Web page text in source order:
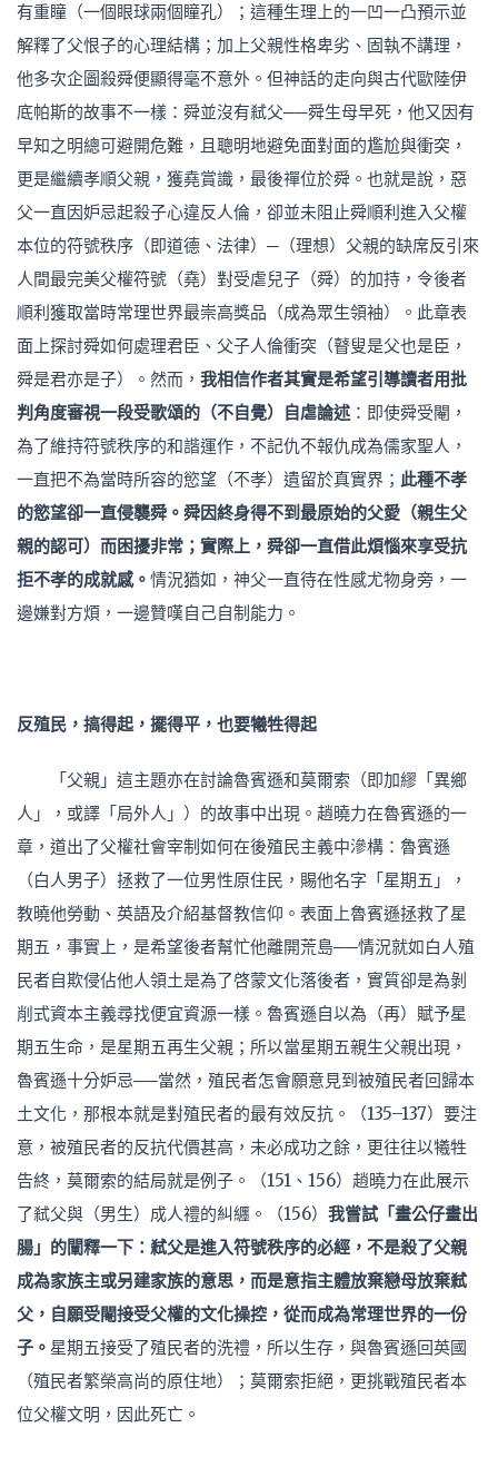
有重瞳（一個眼球兩個瞳孔）；這種生理上的一凹一凸預示並
解釋了父恨子的心理結構；加上父親性格卑劣、固執不講理，
他多次企圖殺舜便顯得毫不意外。但神話的走向與古代歐陸伊
底帕斯的故事不一樣：舜並沒有弒父──舜生母早死，他又因有
早知之明總可避開危難，且聰明地避免面對面的尷尬與衝突，
更是繼續孝順父親，獲堯賞識，最後禪位於舜。也就是說，惡
父一直因妒忌起殺子心違反人倫，卻並未阻止舜順利進入父權
本位的符號秩序（即道德、法律）─（理想）父親的缺席反引來
人間最完美父權符號（堯）對受虐兒子（舜）的加持，令後者
順利獲取當時常理世界最崇高獎品（成為眾生領袖）。此章表
面上探討舜如何處理君臣、父子人倫衝突（瞽叟是父也是臣，
舜是君亦是子）。然而， 我相信作者其實是希望引導讀者用批
判角度審視一段受歌頌的（不自覺）自虐論述 ：即使舜受閹，
為了維持符號秩序的和諧運作，不記仇不報仇成為儒家聖人，
一直把不為當時所容的慾望（不孝）遺留於真實界； 此種不孝
的慾望卻一直侵襲舜。舜因終身得不到最原始的父愛（親生父
親的認可）而困擾非常；實際上，舜卻一直借此煩惱來享受抗
拒不孝的成就感。 情況猶如，神父一直待在性感尤物身旁，一
邊嫌對方煩，一邊贊嘆自己自制能力。
反殖民，搞得起，擺得平，也要犧牲得起
「父親」這主題亦在討論魯賓遜和莫爾索（即加繆「異鄉
人」，或譯「局外人」）的故事中出現。趙曉力在魯賓遜的一
章，道出了父權社會宰制如何在後殖民主義中滲構：魯賓遜
（白人男子）拯救了一位男性原住民，賜他名字「星期五」，
教曉他勞動、英語及介紹基督教信仰。表面上魯賓遜拯救了星
期五，事實上，是希望後者幫忙他離開荒島──情況就如白人殖
民者自欺侵佔他人領土是為了啓蒙文化落後者，實質卻是為剝
削式資本主義尋找便宜資源一樣。魯賓遜自以為（再）賦予星
期五生命，是星期五再生父親；所以當星期五親生父親出現，
魯賓遜十分妒忌──當然，殖民者怎會願意見到被殖民者回歸本
土文化，那根本就是對殖民者的最有效反抗。（135–137）要注
意，被殖民者的反抗代價甚高，未必成功之餘，更往往以犧牲
告終，莫爾索的結局就是例子。（151、156）趙曉力在此展示
了弒父與（男生）成人禮的糾纒。（156） 我嘗試「畫公仔畫出
腸」的闡釋一下：弒父是進入符號秩序的必經，不是殺了父親
成為家族主或另建家族的意思，而是意指主體放棄戀母放棄弒
父，自願受閹接受父權的文化操控，從而成為常理世界的一份
子。 星期五接受了殖民者的洗禮，所以生存，與魯賓遜回英國
（殖民者繁榮高尚的原住地）；莫爾索拒絕，更挑戰殖民者本
位父權文明，因此死亡。